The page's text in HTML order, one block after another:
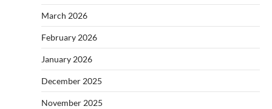
March 2026
February 2026
January 2026
December 2025
November 2025